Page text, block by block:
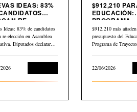
IDEAS: 83%
RE-
EN
Ideas: 83% de candidatos
re-elección en Asamblea
Diputados declararon
$912,210
EDUCACIÓN:
PROGRAMA
EDUCATIVAS
COMPLEJAS
$912,210 más
presupuesto del
Programa de
22/06/2026